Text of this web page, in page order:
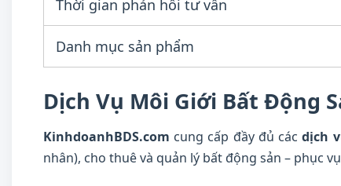
Thời gian phản hồi tư vấn
Danh mục sản phẩm
Dịch Vụ Môi Giới Bất Động
KinhdoanhBDS.com cung cấp đầy đủ cácdịch
nhân), cho thuê và quản lý bất động sản – phục